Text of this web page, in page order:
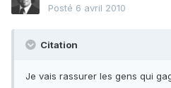
Posté 6 avril 2010
Citation
Je vais rassurer les gens qui